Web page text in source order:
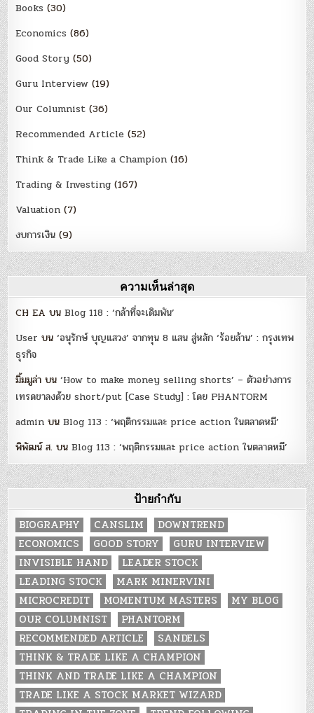
Books (30)
Economics (86)
Good Story (50)
Guru Interview (19)
Our Columnist (36)
Recommended Article (52)
Think & Trade Like a Champion (16)
Trading & Investing (167)
Valuation (7)
งบการเงิน (9)
ความเห็นล่าสุด
CH EA บนBlog 118 : ‘กล้าที่จะเดิมพัน’
User บน‘อนุรักษ์ บุญแสวง’ จากทุน 8 แสน สู่หลัก ‘ร้อยล้าน’ : กรุงเทพ
ธุรกิจ
มิ้มมูล่า บน‘How to make money selling shorts’ – ตัวอย่างการ
เทรดขาลงด้วย short/put [Case Study] : โดย PHANTORM
admin บนBlog 113 : ‘พฤติกรรมและ price action ในตลาดหมี’
พิพัฒน์ ส. บนBlog 113 : ‘พฤติกรรมและ price action ในตลาดหมี’
ป้ายกำกับ
BIOGRAPHY CANSLIM
DOWNTREND
ECONOMICS
GOOD STORY
GURU INTERVIEW
INVISIBLE HAND
LEADER STOCK
LEADING STOCK
MARK MINERVINI
MICROCREDIT
MOMENTUM MASTERS
MY BLOG
OUR COLUMNIST
PHANTORM
RECOMMENDED ARTICLE
SANDELS
THINK & TRADE LIKE A CHAMPION
THINK AND TRADE LIKE A CHAMPION
TRADE LIKE A STOCK MARKET WIZARD